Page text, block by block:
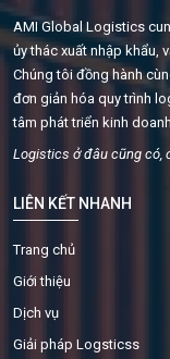
AMI Global Logistics
ủy thác xuất nhập khẩu,
Chúng tôi đồng hành
đơn giản hóa quy trình
tâm phát triển kinh
Logistics ở đâu cũng có,
LIÊN KẾT NHANH
Trang chủ
Giới thiệu
Dịch vụ
Giải pháp Logsticss